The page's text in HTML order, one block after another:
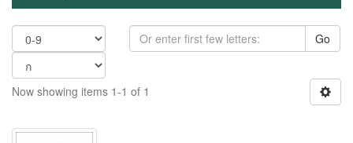
Go
Now showing items 1-1 of 1